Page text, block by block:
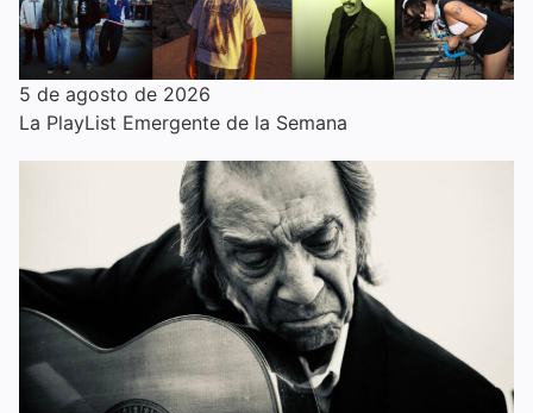
5 de agosto de 2026
La PlayList Emergente de la Semana